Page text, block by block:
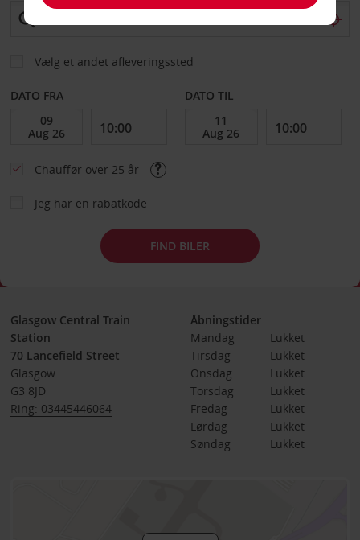
Vælg et andet afleveringssted
DATO FRA DATO TIL
Chauffør over 25 år
Jeg har en rabatkode
FIND BILER
Glasgow Central Train
Station
70 Lancefield Street
Glasgow
G3 8JD
Ring: 03445446064
Åbningstider
Mandag
Lukket
Tirsdag
Lukket
Onsdag
Lukket
Torsdag
Lukket
Fredag
Lukket
Lørdag
Lukket
Søndag
Lukket